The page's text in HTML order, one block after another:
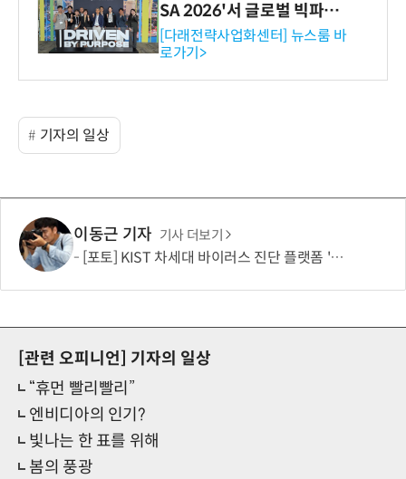
SA 2026'서 글로벌 빅파마
와의 비즈니스 미팅 지원…K
-바이오 해외 진출 교두보 확
보
[다래전략사업화센터] 뉴스룸 바
로가기>
기자의 일상
이동근 기자 기사 더보기
[포토] KIST 차세대 바이러스 진단 플랫폼 '퓨전 어세이' 개발
[관련 오피니언]
기자의 일상
“휴먼 빨리빨리”
엔비디아의 인기?
빛나는 한 표를 위해
봄의 풍광